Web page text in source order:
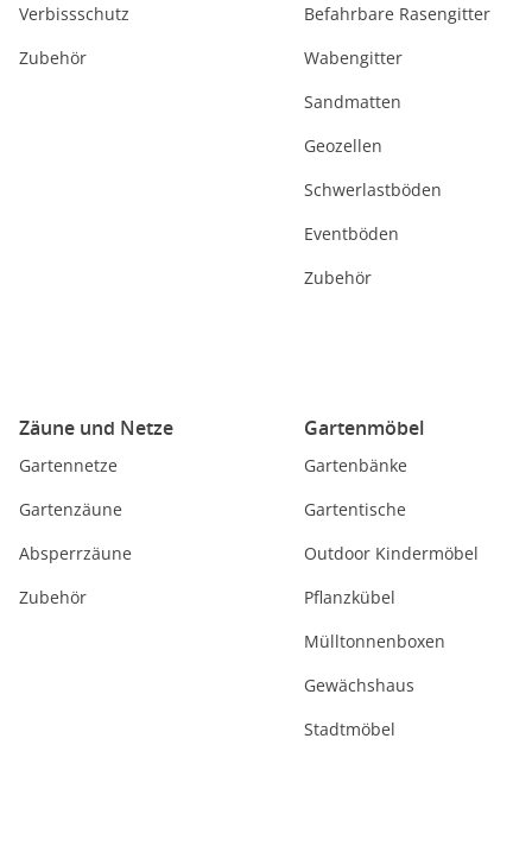
Verbissschutz
Zubehör
Befahrbare Rasengitter
Wabengitter
Sandmatten
Geozellen
Schwerlastböden
Eventböden
Zubehör
Zäune und Netze
Gartennetze
Gartenzäune
Absperrzäune
Zubehör
Gartenmöbel
Gartenbänke
Gartentische
Outdoor Kindermöbel
Pflanzkübel
Mülltonnenboxen
Gewächshaus
Stadtmöbel